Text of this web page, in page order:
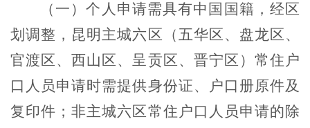
（一）个人申请需具有中国国籍，经区
划调整，昆明主城六区（五华区、盘龙区、
官渡区、西山区、呈贡区、晋宁区）常住户
口人员申请时需提供身份证、户口册原件及
复印件 ； 非主城六区常住户口人员申请的除